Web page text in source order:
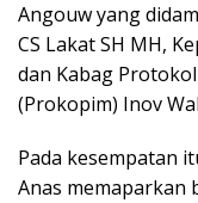
Angouw yang
CS Lakat SH MH,
dan Kabag
(Prokopim) Inov
Pada kesempatan
Anas memaparkan